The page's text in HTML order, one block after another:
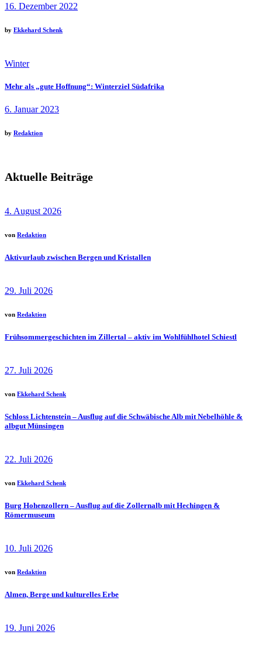
16. Dezember 2022
by Ekkehard Schenk
Winter
Mehr als „gute Hoffnung“: Winterziel Südafrika
6. Januar 2023
by Redaktion
Aktuelle Beiträge
4. August 2026
von Redaktion
Aktivurlaub zwischen Bergen und Kristallen
29. Juli 2026
von Redaktion
Frühsommergeschichten im Zillertal – aktiv im Wohlfühlhotel Schiestl
27. Juli 2026
von Ekkehard Schenk
Schloss Lichtenstein – Ausflug auf die Schwäbische Alb mit Nebelhöhle &
albgut Münsingen
22. Juli 2026
von Ekkehard Schenk
Burg Hohenzollern – Ausflug auf die Zollernalb mit Hechingen &
Römermuseum
10. Juli 2026
von Redaktion
Almen, Berge und kulturelles Erbe
19. Juni 2026